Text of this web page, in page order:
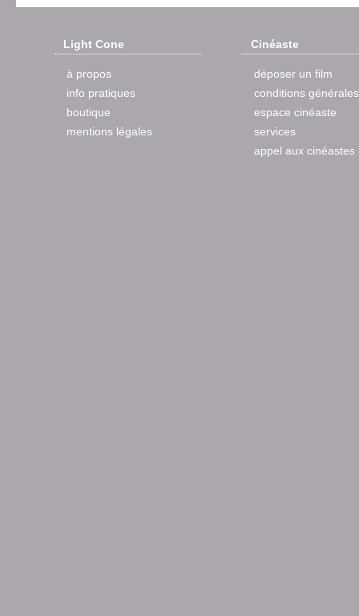
Light Cone
à propos
info pratiques
boutique
mentions légales
Cinéaste
déposer un film
conditions générales
espace cinéaste
services
appel aux cinéastes